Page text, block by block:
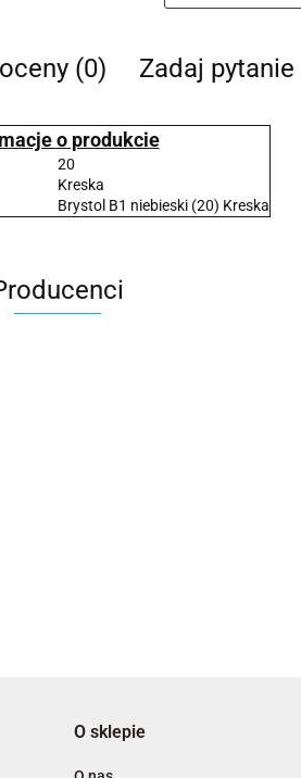
(0) Zadaj pytanie
o produkcie
20
Kreska
Brystol B1 niebieski (20) Kreska
A4 Tech
O sklepie